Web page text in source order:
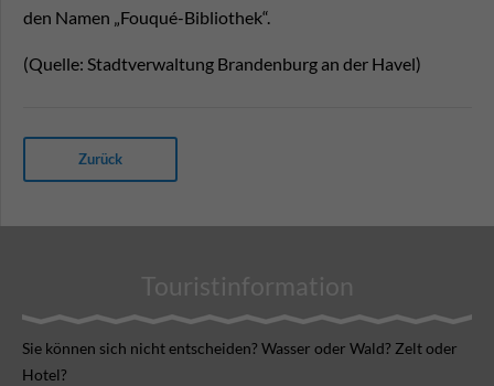
den Namen „Fouqué-Bibliothek“.
(Quelle: Stadtverwaltung Brandenburg an der Havel)
Zurück
Touristinformation
Sie können sich nicht ent­scheiden? Wasser oder Wald? Zelt oder
Hotel?